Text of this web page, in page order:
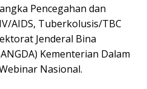
Pencegahan dan
AIDS, Tuberkolusis/TBC
Jenderal Bina
Kementerian Dalam
Nasional.